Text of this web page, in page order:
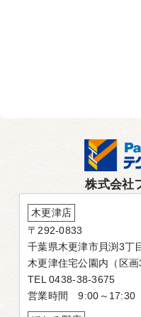
株式会社
木更津店
〒292-0833
千葉県木更津市貝渕3丁
木更津住宅公園内（区画
TEL 0438-38-3675
営業時間 9:00～17:30